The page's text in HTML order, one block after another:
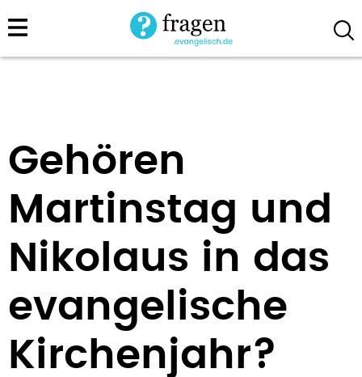
Direkt
zum
Gehören
Martinstag und
Nikolaus in das
evangelische
Kirchenjahr?